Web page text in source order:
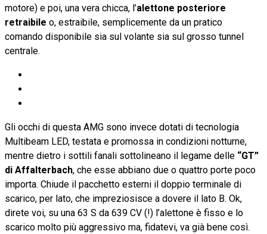
motore) e poi, una vera chicca, l’alettone posteriore
retraibile o, estraibile, semplicemente da un pratico
comando disponibile sia sul volante sia sul grosso tunnel
centrale.
Gli occhi di questa AMG sono invece dotati di tecnologia
Multibeam LED, testata e promossa in condizioni notturne,
mentre dietro i sottili fanali sottolineano il legame delle “GT”
di Affalterbach, che esse abbiano due o quattro porte poco
importa. Chiude il pacchetto esterni il doppio terminale di
scarico, per lato, che impreziosisce a dovere il lato B. Ok,
direte voi, su una 63 S da 639 CV (!) l’alettone è fisso e lo
scarico molto più aggressivo ma, fidatevi, va già bene così.